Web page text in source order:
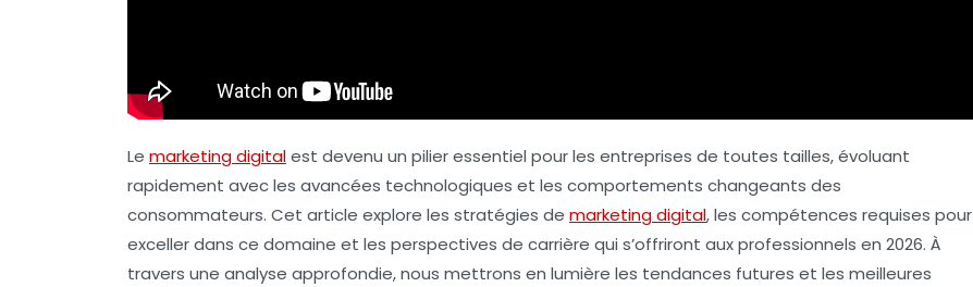
Le marketing digitalest devenu un pilier essentiel pour les entreprises de toutes tailles, évoluant
rapidement avec les avancées technologiques et les comportements changeants des
consommateurs. Cet article explore les stratégies de marketing digital, les compétences requises pour
exceller dans ce domaine et les perspectives de carrière qui s’offriront aux professionnels en 2026. À
travers une analyse approfondie, nous mettrons en lumière les tendances futures et les meilleures